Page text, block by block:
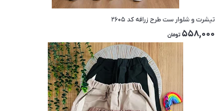
تیشرت و شلوار ست طرح زرافه کد ۲۶۰۵
558,000 تومان